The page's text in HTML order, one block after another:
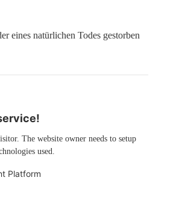
eines natürlichen Todes gestorben
The website owner needs to setup
used.
Platform